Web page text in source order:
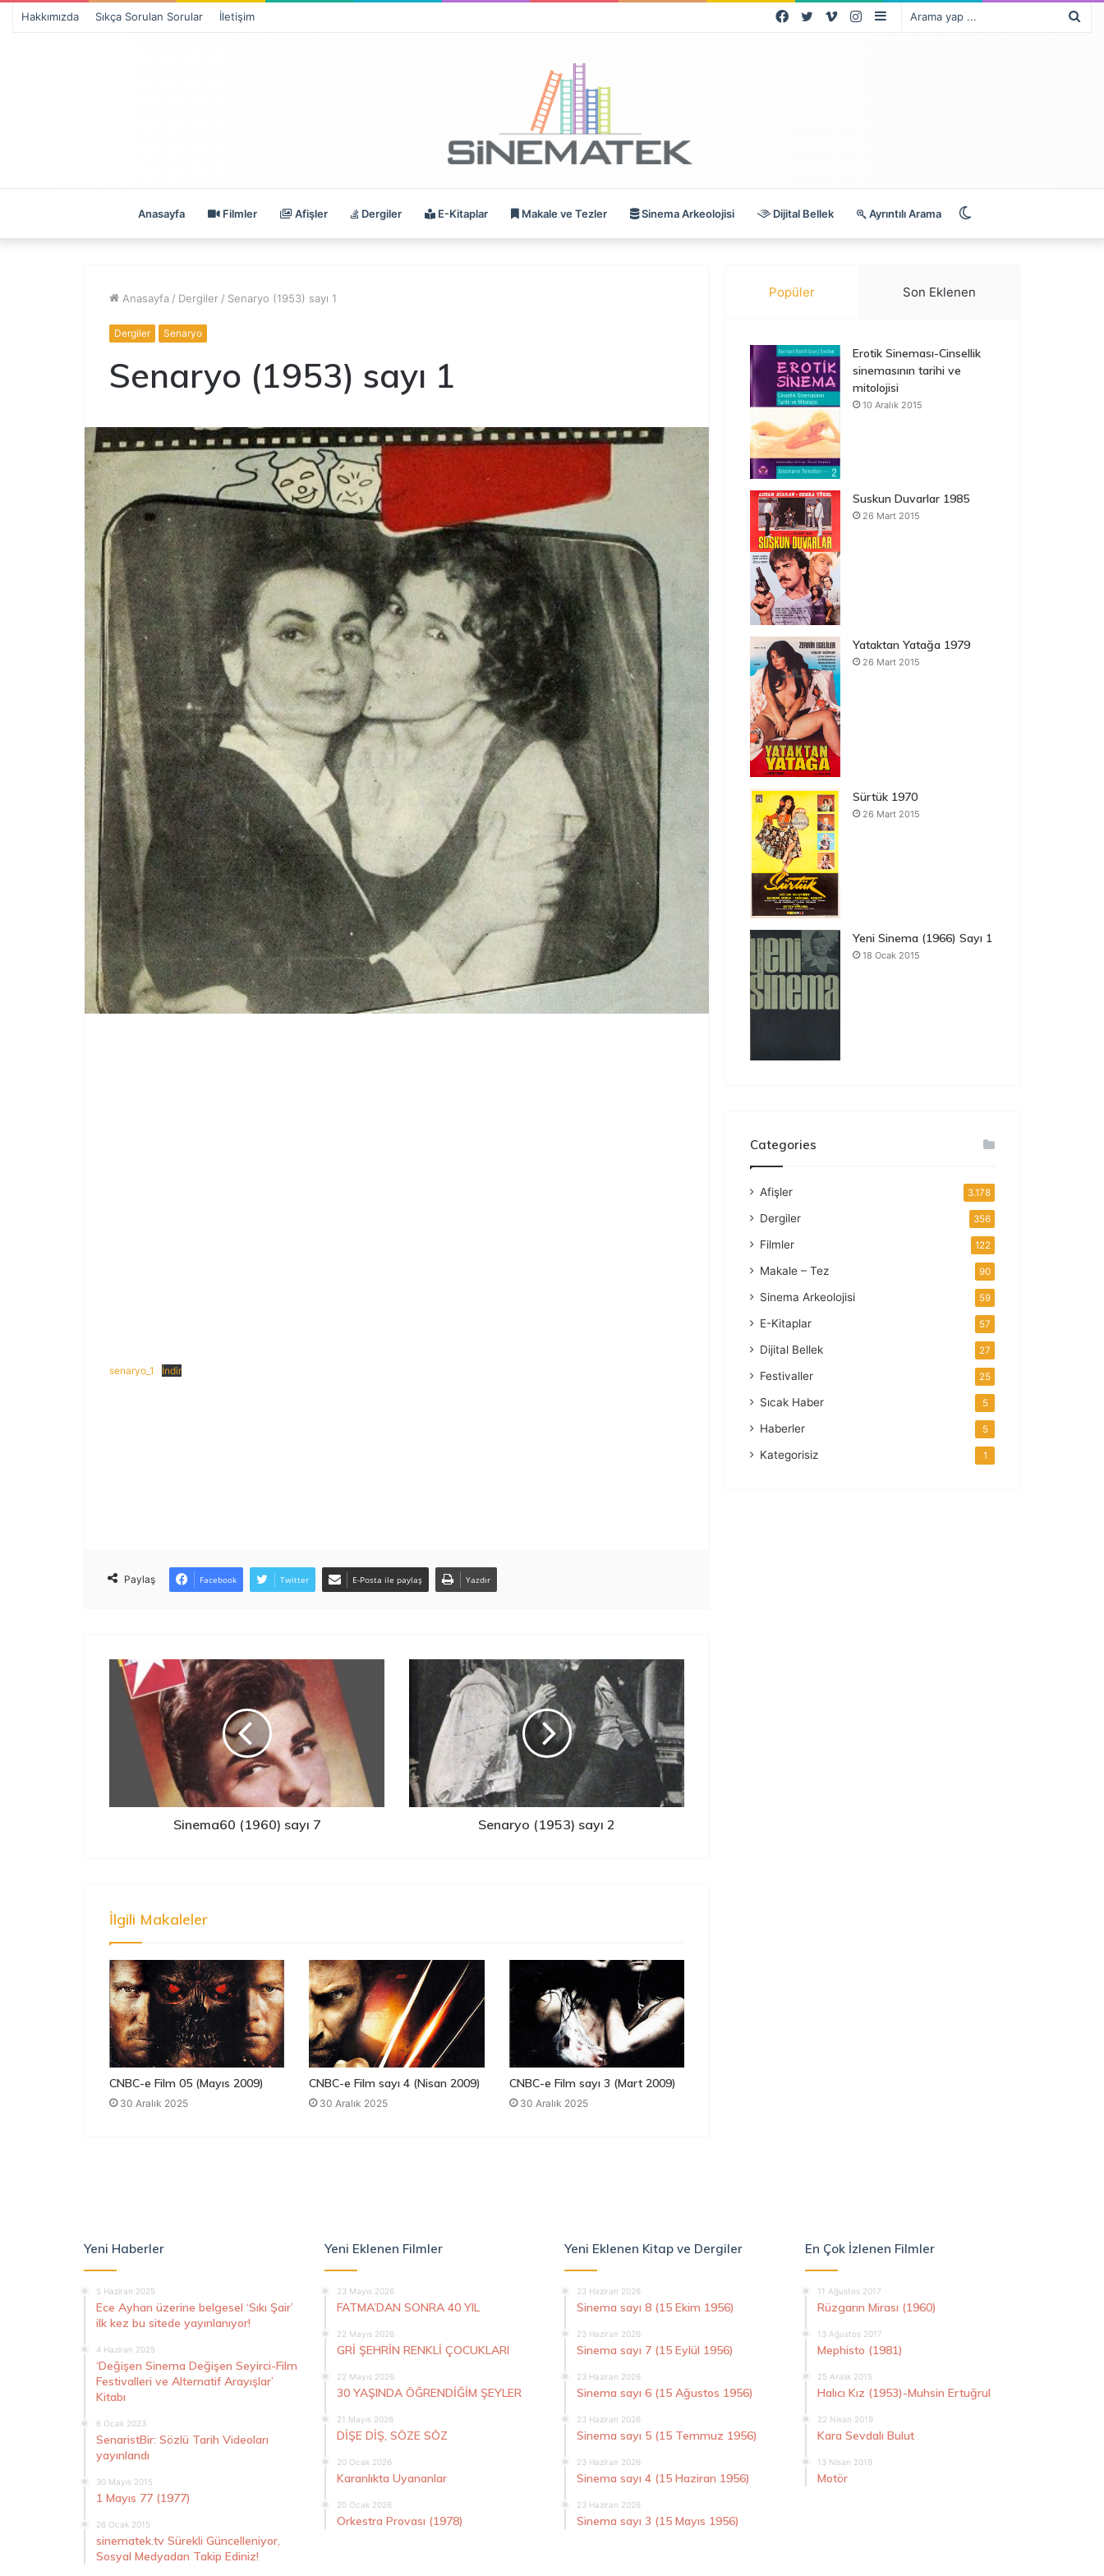
Hakkımızda Sıkça Sorulan Sorular İletişim
Kenar
Instagram
Vimeo
Twitter
Facebook
Anasayfa Filmler Afişler Dergiler E-Kitaplar Makale ve Tezler Sinema Arkeolojisi Dijital Bellek Ayrıntılı Arama
Anasayfa / Dergiler / Senaryo (1953) sayı 1
Dergiler Senaryo
Senaryo (1953) sayı 1
senaryo_1 İndir
Paylaş Facebook Twitter E-Posta ile paylaş Yazdır
Sinema60 (1960) sayı 7 Senaryo (1953) sayı 2
İlgili Makaleler
CNBC-e Film 05 (Mayıs 2009)
30 Aralık 2025
CNBC-e Film sayı 4 (Nisan 2009)
30 Aralık 2025
CNBC-e Film sayı 3 (Mart 2009)
30 Aralık 2025
Popüler Son Eklenen
Erotik Sineması-Cinsellik
sinemasının tarihi ve
mitolojisi
10 Aralık 2015
Suskun Duvarlar 1985
26 Mart 2015
Yataktan Yatağa 1979
26 Mart 2015
Sürtük 1970
26 Mart 2015
Yeni Sinema (1966) Sayı 1
18 Ocak 2015
Categories
Afişler 3.178
Dergiler 356
Filmler 122
Makale – Tez 90
Sinema Arkeolojisi 59
E-Kitaplar 57
Dijital Bellek 27
Festivaller 25
Sıcak Haber 5
Haberler 5
Kategorisiz 1
Yeni Haberler
5 Haziran 2025
Ece Ayhan üzerine belgesel ‘Sıkı Şair’
ilk kez bu sitede yayınlanıyor!
4 Haziran 2025
‘Değişen Sinema Değişen Seyirci-Film
Festivalleri ve Alternatif Arayışlar’
Kitabı
6 Ocak 2023
SenaristBir: Sözlü Tarih Videoları
yayınlandı
30 Mayıs 2015
1 Mayıs 77 (1977)
26 Ocak 2015
sinematek.tv Sürekli Güncelleniyor,
Sosyal Medyadan Takip Ediniz!
Yeni Eklenen Filmler
23 Mayıs 2026
FATMA’DAN SONRA 40 YIL
22 Mayıs 2026
GRİ ŞEHRİN RENKLİ ÇOCUKLARI
22 Mayıs 2026
30 YAŞINDA ÖĞRENDİĞİM ŞEYLER
21 Mayıs 2026
DİŞE DİŞ, SÖZE SÖZ
20 Ocak 2026
Karanlıkta Uyananlar
20 Ocak 2026
Orkestra Provası (1978)
Yeni Eklenen Kitap ve Dergiler
23 Haziran 2026
Sinema sayı 8 (15 Ekim 1956)
23 Haziran 2026
Sinema sayı 7 (15 Eylül 1956)
23 Haziran 2026
Sinema sayı 6 (15 Ağustos 1956)
23 Haziran 2026
Sinema sayı 5 (15 Temmuz 1956)
23 Haziran 2026
Sinema sayı 4 (15 Haziran 1956)
23 Haziran 2026
Sinema sayı 3 (15 Mayıs 1956)
En Çok İzlenen Filmler
11 Ağustos 2017
Rüzgarın Mirası (1960)
13 Ağustos 2017
Mephisto (1981)
25 Aralık 2015
Halıcı Kız (1953)-Muhsin Ertuğrul
22 Nisan 2019
Kara Sevdalı Bulut
13 Nisan 2019
Motör